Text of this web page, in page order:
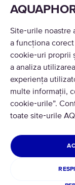
Site‑urile noastre
a funcționa corect
cookie‑uri proprii
a analiza
experiența
multe informații,
cookie‑urile”.
toate site‑urile
DESPRE NOI